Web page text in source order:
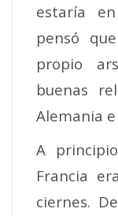
estaría
pensó
propio
buenas
Alemania
A
Francia
ciernes.